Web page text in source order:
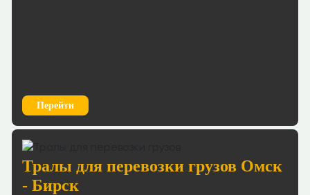
Перейти
Тралы для перевозки грузов Омск
- Бирск